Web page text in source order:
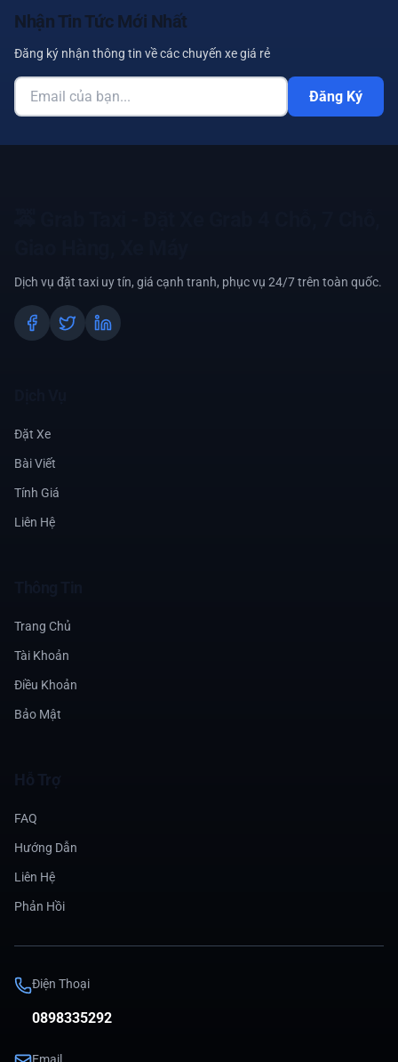
Nhận Tin Tức Mới Nhất
Đăng ký nhận thông tin về các chuyến xe giá rẻ
Đăng Ký
Dịch vụ đặt taxi uy tín, giá cạnh tranh, phục vụ 24/7 trên toàn quốc.
Đặt Xe
Bài Viết
Tính Giá
Liên Hệ
Trang Chủ
Tài Khoản
Điều Khoản
Bảo Mật
Hỗ Trợ
FAQ
Hướng Dẫn
Liên Hệ
Phản Hồi
Điện Thoại
0898335292